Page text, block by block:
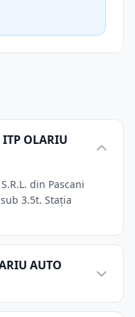
OLARIU
din Pascani
3.5t. Stația
AUTO